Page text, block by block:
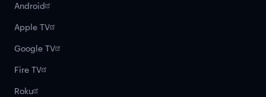
Android
Apple TV
Google TV
Fire TV
Roku